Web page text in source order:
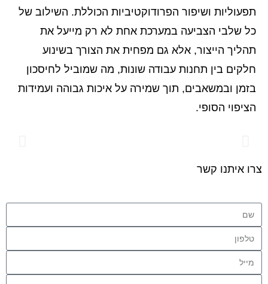
תפעוליות ושיפור הפרודוקטיביות הכוללת. השילוב של
כל שלבי הצביעה במערכת אחת לא רק מייעל את
תהליך הייצור, אלא גם מפחית את הצורך בשינוע
חלקים בין תחנות עבודה שונות, מה שמוביל לחיסכון
בזמן ובמשאבים, תוך שמירה על איכות גבוהה ועמידות
הציפוי הסופי.
צרו איתנו קשר